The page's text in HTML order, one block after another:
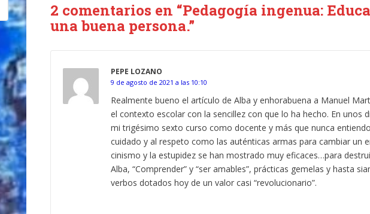
2 comentarios en “Pedagogía ingenua:
una buena persona.”
PEPE LOZANO
9 de agosto de 2021 a las 10:10
Realmente bueno el artículo de Alba y enhorabuena a Manuel
el contexto escolar con la sencillez con que lo ha hecho. En unos
mi trigésimo sexto curso como docente y más que nunca
cuidado y al respeto como las auténticas armas para cambiar un
cinismo y la estupidez se han mostrado muy eficaces…para
Alba, “Comprender” y “ser amables”, prácticas gemelas y hasta
verbos dotados hoy de un valor casi “revolucionario”.